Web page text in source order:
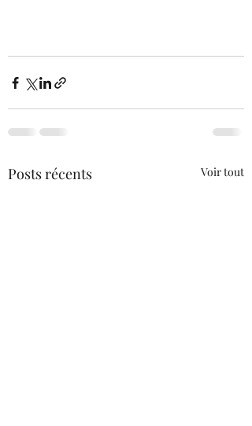
Posts récents Voir tout